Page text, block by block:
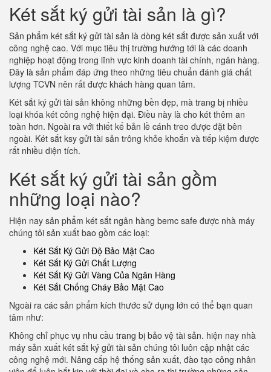
Két sắt ký gửi tài sản là gì?
Sản phẩm két sắt ký gửi tài sản là dòng két sắt được sản xuất với
công nghệ cao. Với mục tiêu thị trường hướng tới là các doanh
nghiệp hoạt động trong lĩnh vực kinh doanh tài chính, ngân hàng.
Đây là sản phẩm đáp ứng theo những tiêu chuẩn đánh giá chất
lượng TCVN nên rất được khách hàng quan tâm.
Két sắt ký gửi tài sản không những bền đẹp, mà trang bị nhiều
loại khóa két công nghệ hiện đại. Điều này là cho két thêm an
toàn hơn. Ngoài ra với thiết kế bản lề cánh treo được đặt bên
ngoài. Két sắt ksy gửi tài sản trông khỏe khoắn và tiếp kiệm được
rất nhiều diện tích.
Két sắt ký gửi tài sản gồm
những loại nào?
Hiện nay sản phẩm két sắt ngân hàng bemc safe được nhà máy
chúng tôi sản xuất bao gồm các loại:
Két Sắt Ký Gửi Độ Bảo Mật Cao
Két Sắt Ký Gửi Chất Lượng
Két Sắt Ký Gửi Vàng Của Ngân Hàng
Két Sắt Chống Cháy Bảo Mật Cao
Ngoài ra các sản phẩm kích thước sử dụng lớn có thể bạn quan
tâm như:
Không chỉ phục vụ nhu cầu trang bị bảo vệ tài sản. hiện nay nhà
máy sản xuất két sắt ký gửi tài sản chúng tôi luôn cập nhật các
công nghệ mới. Nâng cấp hệ thống sản xuất, đào tạo công nhân